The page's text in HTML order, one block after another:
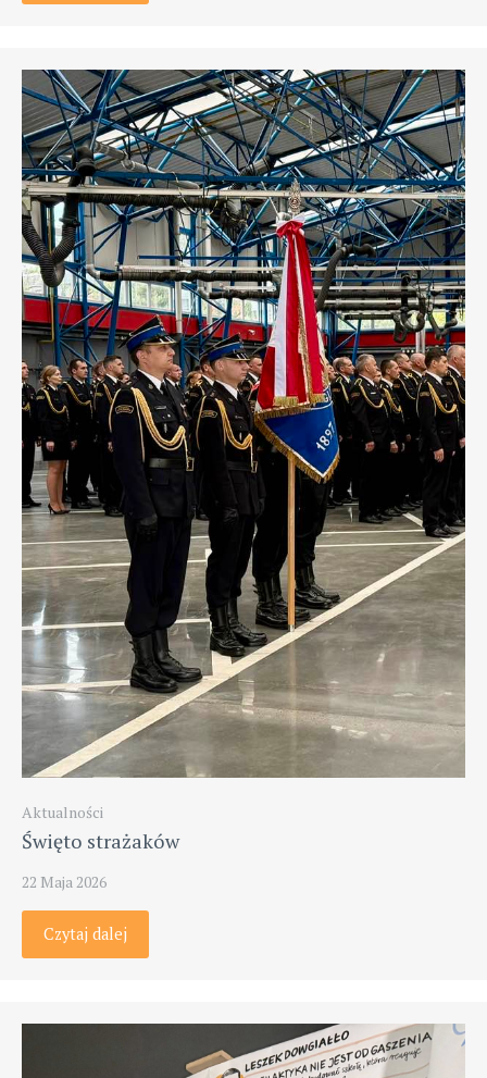
Aktualności
Święto strażaków
22 Maja 2026
Czytaj dalej